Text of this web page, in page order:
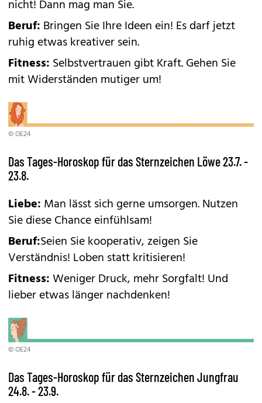
nicht! Dann mag man Sie.
Beruf: Bringen Sie Ihre Ideen ein! Es darf jetzt
ruhig etwas kreativer sein.
Fitness: Selbstvertrauen gibt Kraft. Gehen Sie
mit Widerständen mutiger um!
© OE24
Das Tages-Horoskop für das Sternzeichen Löwe 23.7. -
23.8.
Liebe: Man lässt sich gerne umsorgen. Nutzen
Sie diese Chance einfühlsam!
Beruf:Seien Sie kooperativ, zeigen Sie
Verständnis! Loben statt kritisieren!
Fitness:Weniger Druck, mehr Sorgfalt! Und
lieber etwas länger nachdenken!
© OE24
Das Tages-Horoskop für das Sternzeichen Jungfrau
24.8. - 23.9.